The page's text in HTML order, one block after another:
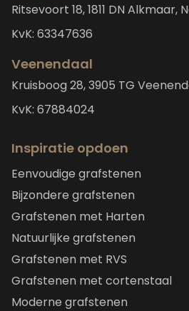
Ritsevoort 18, 1811 DN Alkmaar,
KvK: 63347636
Veenendaal
Kruisboog 28, 3905 TG
KvK: 67884024
Inspiratie opdoen
Eenvoudige grafstenen
Bijzondere grafstenen
Grafstenen met Harten
Natuurlijke grafstenen
Grafstenen met RVS
Grafstenen met cortenstaal
Moderne grafstenen